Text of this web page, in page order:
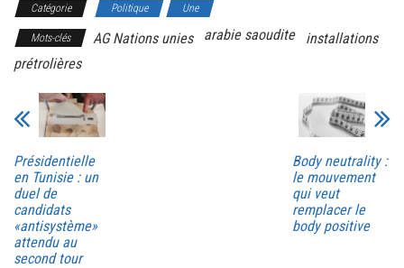
Catégorie Politique Une
Mots-clés AG Nations unies arabie saoudite
installations
prétrolières
Présidentielle
en Tunisie : un
duel de
candidats
«antisystème»
attendu au
second tour
Body neutrality :
le mouvement
qui veut
remplacer le
body positive